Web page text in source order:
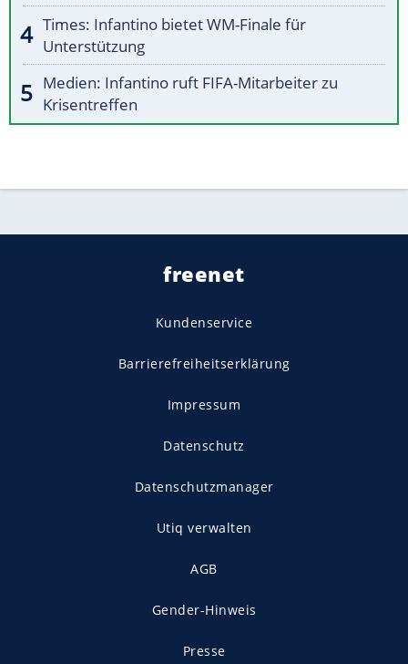
Times: Infantino bietet WM-Finale für
Unterstützung
Medien: Infantino ruft FIFA-Mitarbeiter zu
Krisentreffen
freenet
Kundenservice
Barrierefreiheitserklärung
Impressum
Datenschutz
Datenschutzmanager
Utiq verwalten
AGB
Gender-Hinweis
Presse